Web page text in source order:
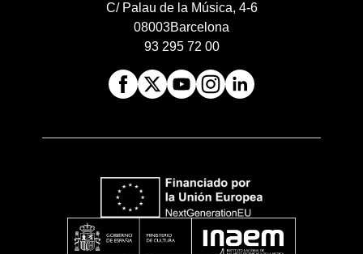
C/ Palau de la Música, 4-6
08003Barcelona
93 295 72 00